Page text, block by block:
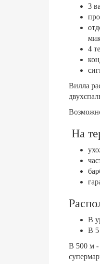
3
4
Вилла
На
В
В 5
В 500 м -